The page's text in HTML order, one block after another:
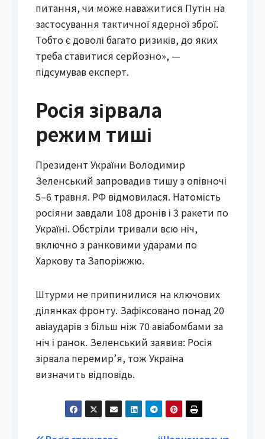
питання, чи може наважитися Путін на
застосування тактичної ядерної зброї.
Тобто є доволі багато ризиків, до яких
треба ставитися серйозно», —
підсумував експерт.
Росія зірвала
режим тиші
Президент України Володимир
Зеленський запровадив тишу з опівночі
5–6 травня. РФ відмовилася. Натомість
росіяни завдали 108 дронів і 3 ракети по
Україні. Обстріли тривали всю ніч,
включно з ранковими ударами по
Харкову та Запоріжжю.
Штурми не припинилися на ключових
ділянках фронту. Зафіксовано понад 20
авіаударів з більш ніж 70 авіабомбами за
ніч і ранок. Зеленський заявив: Росія
зірвала перемир’я, тож Україна
визначить відповідь.